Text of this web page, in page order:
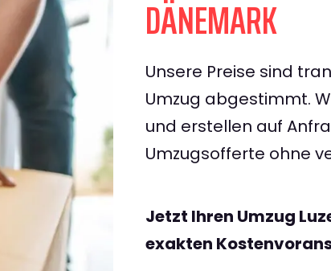
DÄNEMARK
Unsere Preise sind
Umzug abgestimmt.
und erstellen auf
Umzugsofferte ohne
Jetzt Ihren Umzug
exakten